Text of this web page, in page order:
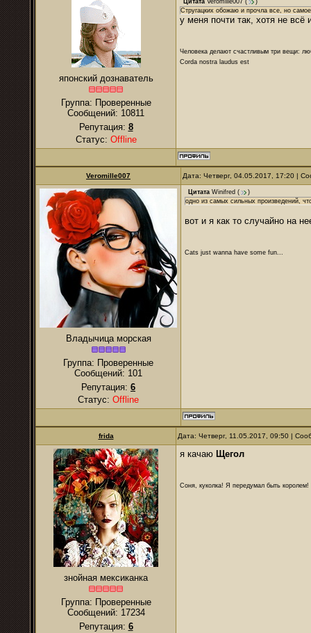
японский дознаватель
Группа: Проверенные
Сообщений: 10811
Репутация: 8
Статус: Offline
Цитата Veromille007 (
)
Стругацких обожаю и прочла все, но
у меня почти так, хотя не
Человека делают счастливым три вещи:
Corda nostra laudus est
Veromille007 Дата: Четверг, 04.05.2017, 17:20 |
Владычица морская
Группа: Проверенные
Сообщений: 101
Репутация: 6
Статус: Offline
Цитата Winifred (
)
одно из самых сильных произведений,
вот и я как то случайно на
Cats just wanna have some fun...
frida Дата: Четверг, 11.05.2017, 09:50 |
знойная мексиканка
Группа: Проверенные
Сообщений: 17234
Репутация: 6
я качаю Щегол
Соня, куколка! Я передумал быть